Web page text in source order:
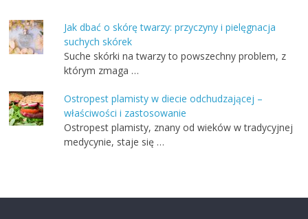
Jak dbać o skórę twarzy: przyczyny i pielęgnacja
suchych skórek
Suche skórki na twarzy to powszechny problem, z
którym zmaga …
Ostropest plamisty w diecie odchudzającej –
właściwości i zastosowanie
Ostropest plamisty, znany od wieków w tradycyjnej
medycynie, staje się …